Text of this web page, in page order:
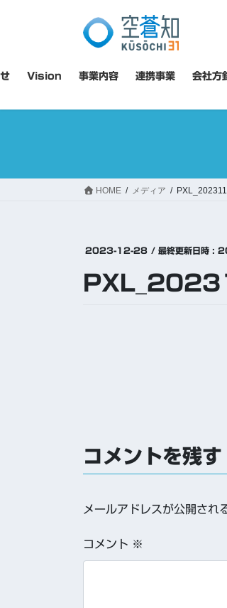
ツ
ス
シ
ン
Vision 事業内容 連携事業 会社方
HOME メディア
2023-12-28 / 最終更新日時 :
コメントを残す
メールアドレスが公開され
コメント ※